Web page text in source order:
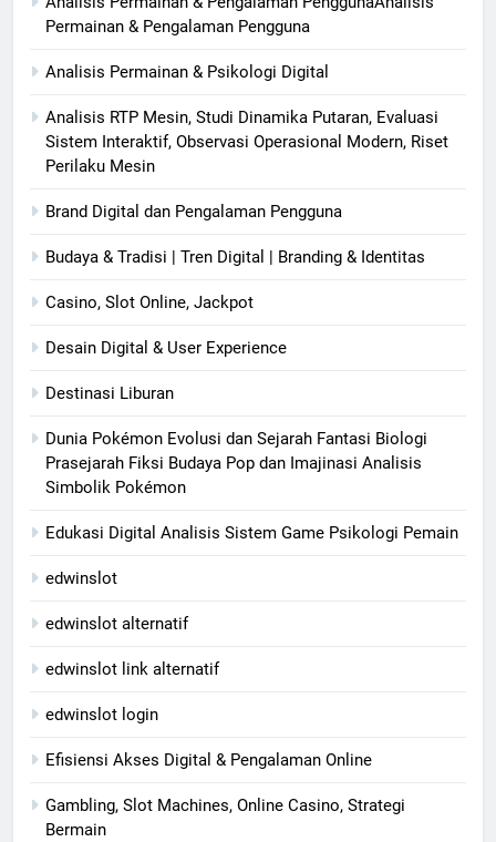
Permainan & Pengalaman Pengguna
Analisis Permainan & Psikologi Digital
Analisis RTP Mesin, Studi Dinamika Putaran, Evaluasi
Sistem Interaktif, Observasi Operasional Modern, Riset
Perilaku Mesin
Brand Digital dan Pengalaman Pengguna
Budaya & Tradisi | Tren Digital | Branding & Identitas
Casino, Slot Online, Jackpot
Desain Digital & User Experience
Destinasi Liburan
Dunia Pokémon Evolusi dan Sejarah Fantasi Biologi
Prasejarah Fiksi Budaya Pop dan Imajinasi Analisis
Simbolik Pokémon
Edukasi Digital Analisis Sistem Game Psikologi Pemain
edwinslot
edwinslot alternatif
edwinslot link alternatif
edwinslot login
Efisiensi Akses Digital & Pengalaman Online
Gambling, Slot Machines, Online Casino, Strategi
Bermain